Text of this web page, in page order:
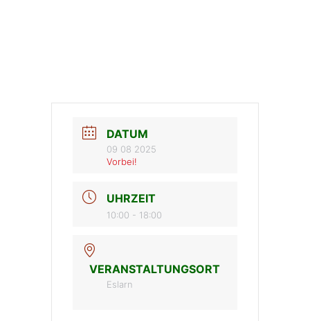
DATUM
09 08 2025
Vorbei!
UHRZEIT
10:00 - 18:00
VERANSTALTUNGSORT
Eslarn